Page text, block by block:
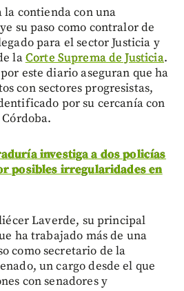
la contienda con una
su paso como contralor de
para el sector Justicia y
laCorte Suprema de Justicia.
este diario aseguran que ha
con sectores progresistas,
por su cercanía con
investiga a dos policías
posibles irregularidades en
Laverde, su principal
ha trabajado más de una
como secretario de la
un cargo desde el que
con senadores y